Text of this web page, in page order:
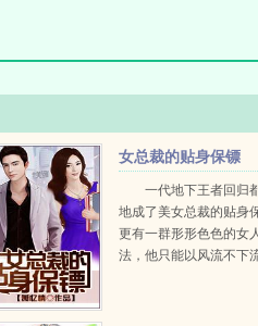
女总裁的贴身保镖
一代地下王者回归
地成了美女总裁的贴身
更有一群形形色色的女
法，他只能以风流不下